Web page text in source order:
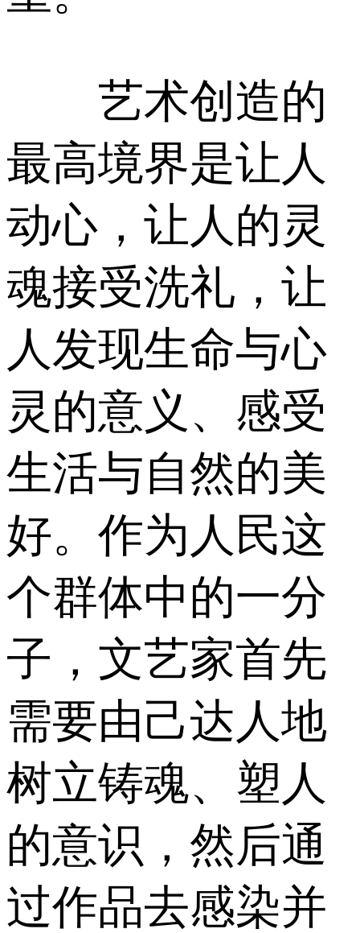
艺术创造的
最高境界是让人
动心，让人的灵
魂接受洗礼，让
人发现生命与心
灵的意义、感受
生活与自然的美
好。作为人民这
个群体中的一分
子，文艺家首先
需要由己达人地
树立铸魂、塑人
的意识，然后通
过作品去感染并